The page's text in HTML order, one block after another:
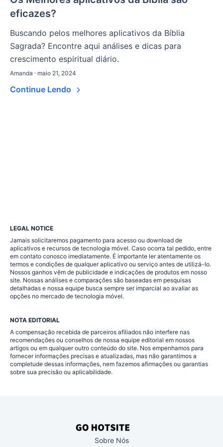
eficazes?
Buscando pelos melhores aplicativos da Bíblia
Sagrada? Encontre aqui análises e dicas para
crescimento espiritual diário.
Amanda · maio 21, 2024
Continue Lendo
LEGAL NOTICE
Jamais solicitaremos pagamento para acesso ou download de
aplicativos e recursos de tecnologia móvel. Caso ocorra tal pedido, entre
em contato conosco imediatamente. É importante ler atentamente os
termos e condições de qualquer aplicativo ou serviço antes de utilizá-lo.
Nossos ganhos vêm de publicidade e indicações de produtos em nosso
site. Nossas análises e comparações são baseadas em pesquisas
detalhadas e nossa equipe busca sempre ser imparcial ao avaliar as
opções no mercado de tecnologia móvel.
NOTA EDITORIAL
A compensação recebida de parceiros afiliados não interfere nas
recomendações ou conselhos de nossa equipe editorial em nossos
artigos ou em qualquer outro conteúdo do site. Nos empenhamos para
fornecer informações precisas e atualizadas, mas não garantimos a
completude dessas informações, nem fazemos afirmações ou garantias
sobre sua precisão ou aplicabilidade.
Sobre Nós